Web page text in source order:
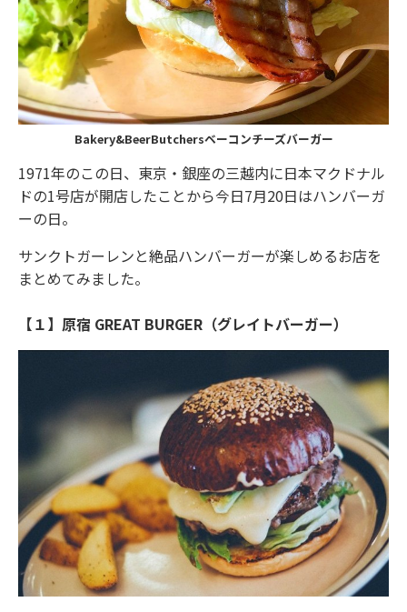
Bakery&BeerButchersベーコンチーズバーガー
1971年のこの日、東京・銀座の三越内に日本マクドナル
ドの1号店が開店したことから今日7月20日はハンバーガ
ーの日。
サンクトガーレンと絶品ハンバーガーが楽しめるお店を
まとめてみました。
【１】原宿 GREAT BURGER（グレイトバーガー）